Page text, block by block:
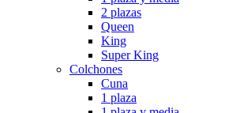
2 plazas
Queen
King
Super King
Colchones
Cuna
1 plaza